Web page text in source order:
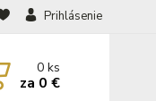
Prihlásenie
0ks
za 0 €